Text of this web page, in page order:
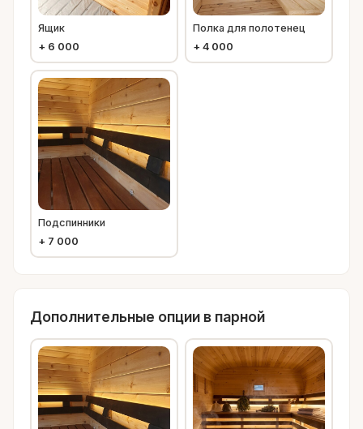
Ящик
+ 6 000
Полка для полотенец
+ 4 000
Подспинники
+ 7 000
Дополнительные опции в парной